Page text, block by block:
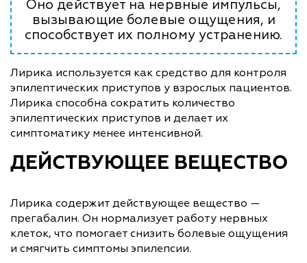
Оно действует на нервные импульсы,
вызывающие болевые ощущения, и
способствует их полному устранению.
Лирика используется как средство для контроля
эпилептических приступов у взрослых пациентов.
Лирика способна сократить количество
эпилептических приступов и делает их
симптоматику менее интенсивной.
ДЕЙСТВУЮЩЕЕ ВЕЩЕСТВО
Лирика содержит действующее вещество —
прегабалин. Он нормализует работу нервных
клеток, что помогает снизить болевые ощущения
и смягчить симптомы эпилепсии.